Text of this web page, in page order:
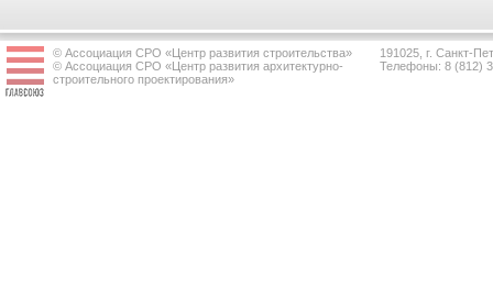
© Ассоциация СРО «Центр развития строительства»
© Ассоциация СРО «Центр развития архитектурно-
строительного проектирования»
191025, г. Санкт-
Телефоны: 8 (812)